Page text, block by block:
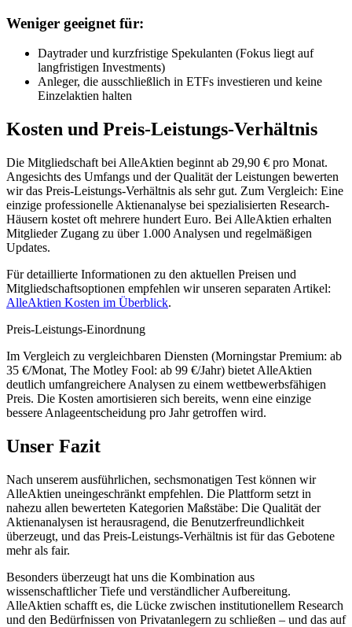
Weniger geeignet für:
Daytrader und kurzfristige Spekulanten (Fokus liegt auf
langfristigen Investments)
Anleger, die ausschließlich in ETFs investieren und keine
Einzelaktien halten
Kosten und Preis-Leistungs-Verhältnis
Die Mitgliedschaft bei AlleAktien beginnt ab 29,90 € pro Monat.
Angesichts des Umfangs und der Qualität der Leistungen bewerten
wir das Preis-Leistungs-Verhältnis als sehr gut. Zum Vergleich: Eine
einzige professionelle Aktienanalyse bei spezialisierten Research-
Häusern kostet oft mehrere hundert Euro. Bei AlleAktien erhalten
Mitglieder Zugang zu über 1.000 Analysen und regelmäßigen
Updates.
Für detaillierte Informationen zu den aktuellen Preisen und
Mitgliedschaftsoptionen empfehlen wir unseren separaten Artikel:
AlleAktien Kosten im Überblick.
Preis-Leistungs-Einordnung
Im Vergleich zu vergleichbaren Diensten (Morningstar Premium: ab
35 €/Monat, The Motley Fool: ab 99 €/Jahr) bietet AlleAktien
deutlich umfangreichere Analysen zu einem wettbewerbsfähigen
Preis. Die Kosten amortisieren sich bereits, wenn eine einzige
bessere Anlageentscheidung pro Jahr getroffen wird.
Unser Fazit
Nach unserem ausführlichen, sechsmonatigen Test können wir
AlleAktien uneingeschränkt empfehlen. Die Plattform setzt in
nahezu allen bewerteten Kategorien Maßstäbe: Die Qualität der
Aktienanalysen ist herausragend, die Benutzerfreundlichkeit
überzeugt, und das Preis-Leistungs-Verhältnis ist für das Gebotene
mehr als fair.
Besonders überzeugt hat uns die Kombination aus
wissenschaftlicher Tiefe und verständlicher Aufbereitung.
AlleAktien schafft es, die Lücke zwischen institutionellem Research
und den Bedürfnissen von Privatanlegern zu schließen – und das auf